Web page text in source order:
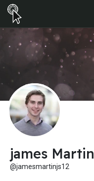
james Martin
@jamesmartinjs12